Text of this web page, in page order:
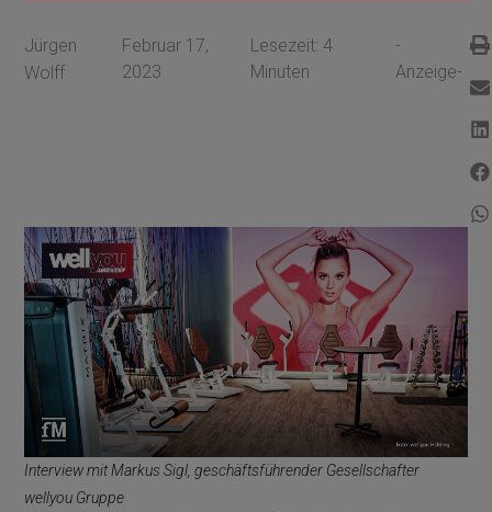
Jürgen
Wolff
Februar 17,
2023
Lesezeit: 4
Minuten
-
Anzeige-
Interview mit Markus Sigl, geschäftsführender Gesellschafter
wellyou Gruppe